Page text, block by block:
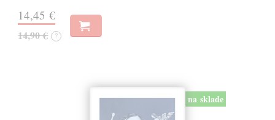
14,45 €
14,90 € ?
na sklade